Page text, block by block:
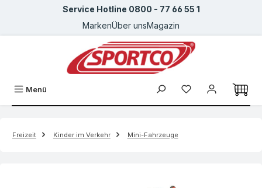
Zum Hauptinhalt springenService Hotline 0800 - 77 66 55 1
MarkenÜber unsMagazin
Menü
Freizeit Kinder im Verkehr Mini-Fahrzeuge